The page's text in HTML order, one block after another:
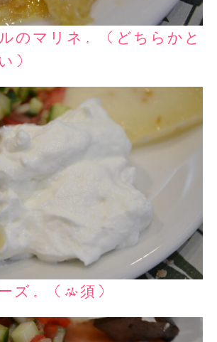
のマリネ。（どちらかと
）
ズ。（必須）